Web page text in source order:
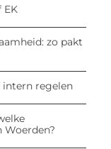
EK
zo pakt
intern regelen